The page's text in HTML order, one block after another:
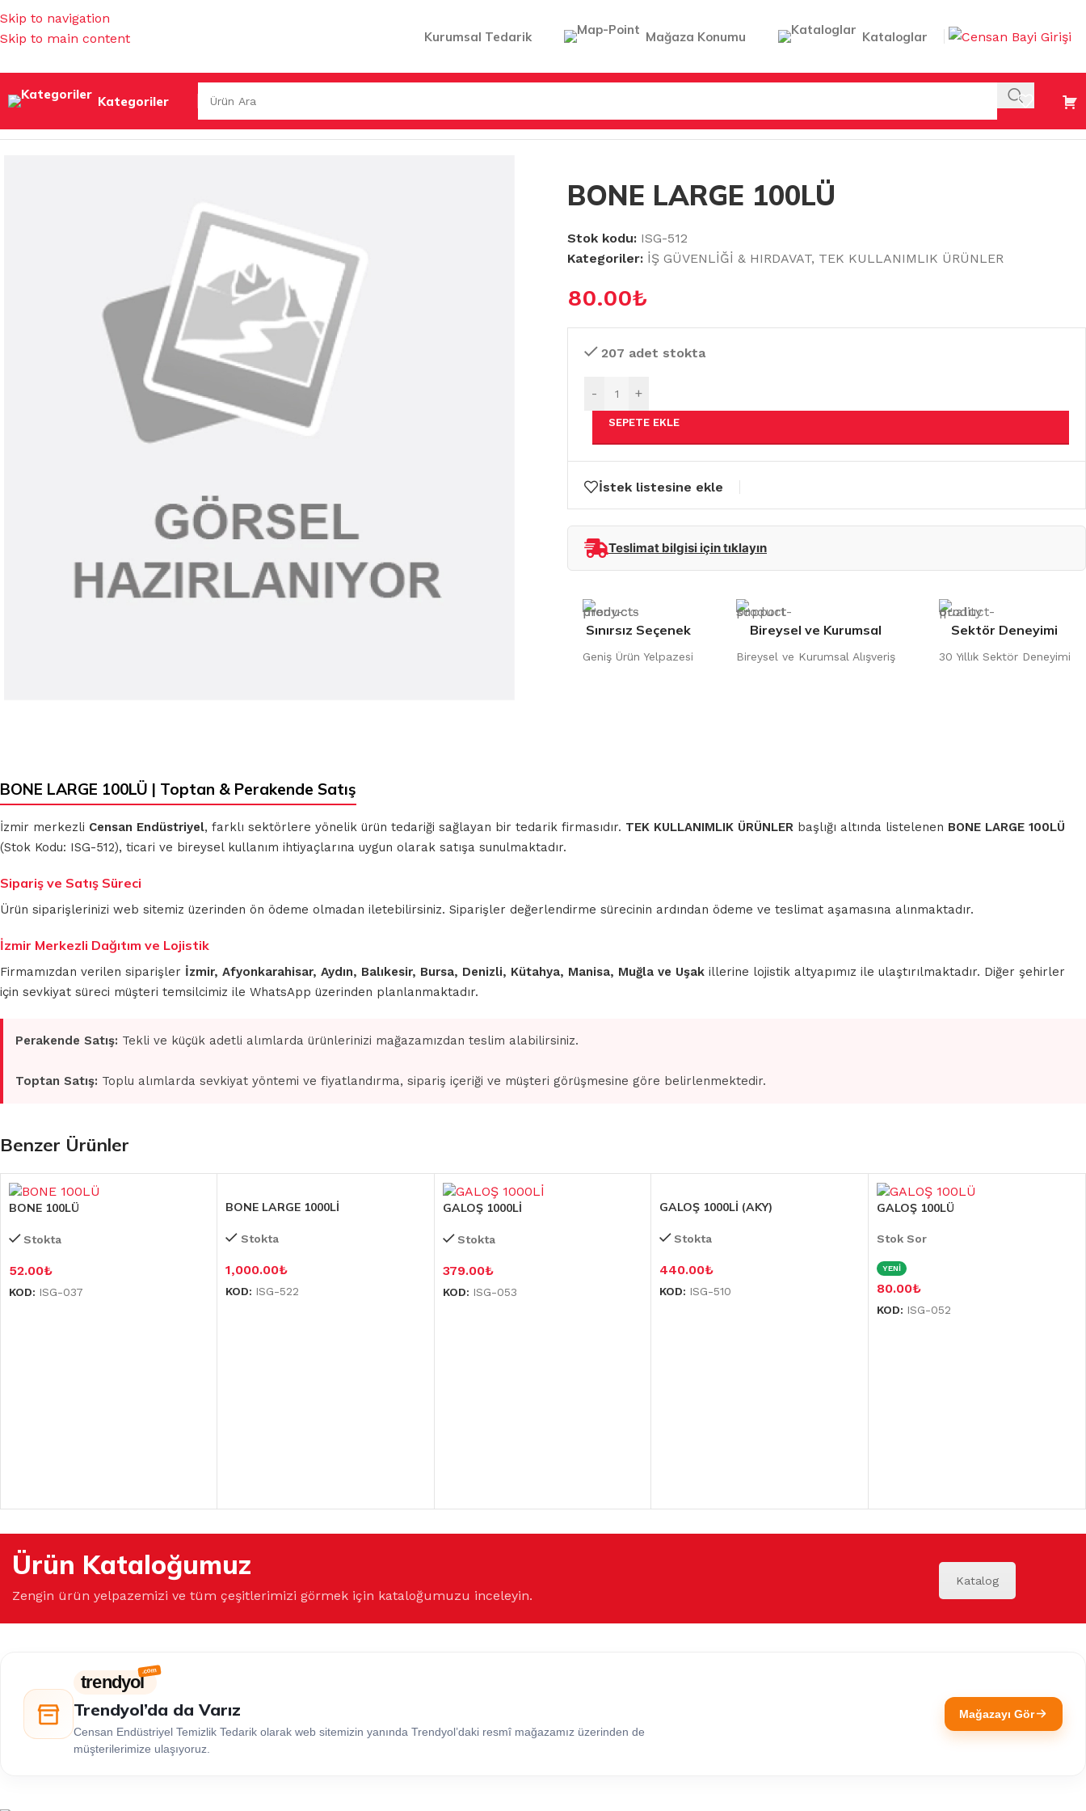
Skip to navigation
Skip to main content
Kurumsal Tedarik Mağaza Konumu Kataloglar
Kategoriler
İŞ GÜVENLİĞİ & HIRDAVAT/TEK KULLANIMLIK ÜRÜNLER/BONE LARGE 100LÜ
BONE LARGE 100LÜ
Stok kodu: ISG-512
Kategoriler: İŞ GÜVENLİĞİ & HIRDAVAT, TEK KULLANIMLIK ÜRÜNLER
80.00₺
207 adet stokta
- +
SEPETE EKLE
İstek listesine ekle
Teslimat bilgisi için tıklayın
Sınırsız Seçenek
Geniş Ürün Yelpazesi
Bireysel ve Kurumsal
Bireysel ve Kurumsal Alışveriş
Sektör Deneyimi
30 Yıllık Sektör Deneyimi
BONE LARGE 100LÜ | Toptan & Perakende Satış
İzmir merkezli Censan Endüstriyel, farklı sektörlere yönelik ürün tedariği sağlayan bir tedarik firmasıdır. TEK KULLANIMLIK ÜRÜNLER başlığı altında listelenen BONE LARGE 100LÜ
(Stok Kodu: ISG-512), ticari ve bireysel kullanım ihtiyaçlarına uygun olarak satışa sunulmaktadır.
Sipariş ve Satış Süreci
Ürün siparişlerinizi web sitemiz üzerinden ön ödeme olmadan iletebilirsiniz. Siparişler değerlendirme sürecinin ardından ödeme ve teslimat aşamasına alınmaktadır.
İzmir Merkezli Dağıtım ve Lojistik
Firmamızdan verilen siparişler İzmir, Afyonkarahisar, Aydın, Balıkesir, Bursa, Denizli, Kütahya, Manisa, Muğla ve Uşak illerine lojistik altyapımız ile ulaştırılmaktadır. Diğer şehirler
için sevkiyat süreci müşteri temsilcimiz ile WhatsApp üzerinden planlanmaktadır.
Perakende Satış: Tekli ve küçük adetli alımlarda ürünlerinizi mağazamızdan teslim alabilirsiniz.
Toptan Satış: Toplu alımlarda sevkiyat yöntemi ve fiyatlandırma, sipariş içeriği ve müşteri görüşmesine göre belirlenmektedir.
Benzer Ürünler
BONE 100LÜ
Stokta
52.00₺
KOD: ISG-037
BONE LARGE 1000Lİ
Stokta
1,000.00₺
KOD: ISG-522
GALOŞ 1000Lİ
Stokta
379.00₺
KOD: ISG-053
GALOŞ 1000Lİ (AKY)
Stokta
440.00₺
KOD: ISG-510
GALOŞ 100LÜ
Stok Sor
YENİ
80.00₺
KOD: ISG-052
Ürün Kataloğumuz
Zengin ürün yelpazemizi ve tüm çeşitlerimizi görmek için kataloğumuzu inceleyin.
Katalog
trendyol
Trendyol’da da Varız
Censan Endüstriyel Temizlik Tedarik olarak web sitemizin yanında Trendyol’daki resmî mağazamız üzerinden de
müşterilerimize ulaşıyoruz.
Mağazayı Gör